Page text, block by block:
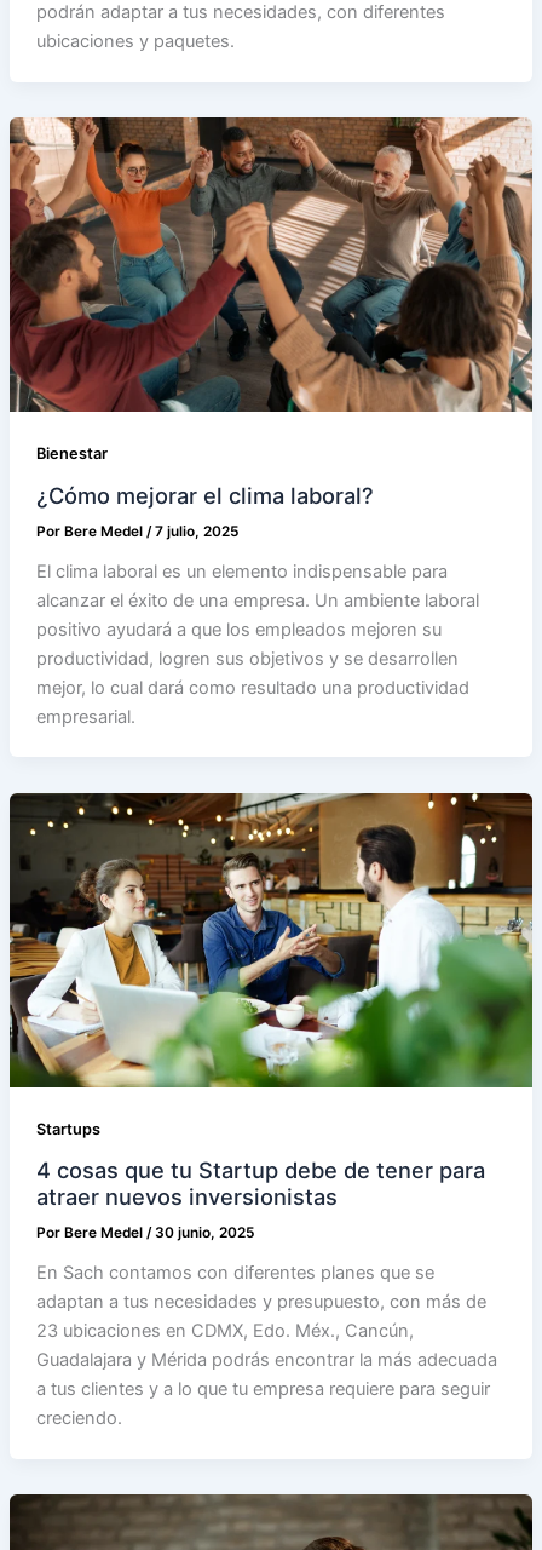
podrán adaptar a tus necesidades, con diferentes
ubicaciones y paquetes.
Bienestar
¿Cómo mejorar el clima laboral?
Por Bere Medel /7 julio, 2025
El clima laboral es un elemento indispensable para
alcanzar el éxito de una empresa. Un ambiente laboral
positivo ayudará a que los empleados mejoren su
productividad, logren sus objetivos y se desarrollen
mejor, lo cual dará como resultado una productividad
empresarial.
Startups
4 cosas que tu Startup debe de tener para
atraer nuevos inversionistas
Por Bere Medel /30 junio, 2025
En Sach contamos con diferentes planes que se
adaptan a tus necesidades y presupuesto, con más de
23 ubicaciones en CDMX, Edo. Méx., Cancún,
Guadalajara y Mérida podrás encontrar la más adecuada
a tus clientes y a lo que tu empresa requiere para seguir
creciendo.